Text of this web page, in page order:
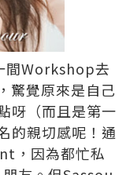
間Workshop去
驚覺原來是自己
呀（而且是第一
的親切感呢！通
，因為都忙私